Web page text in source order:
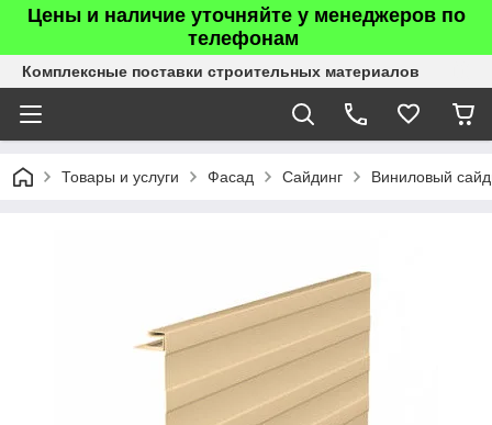
Цены и наличие уточняйте у менеджеров по
телефонам
Комплексные поставки строительных материалов
Товары и услуги Фасад Сайдинг Виниловый